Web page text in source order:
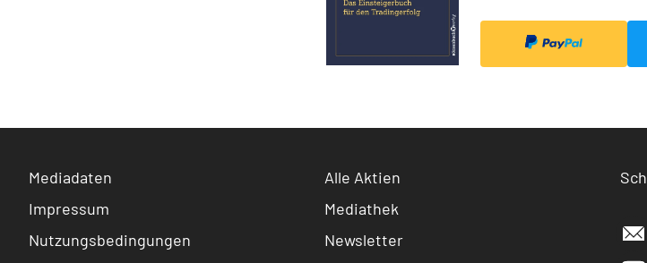
Mediadaten
Impressum
Nutzungsbedingungen
Alle Aktien
Mediathek
Newsletter